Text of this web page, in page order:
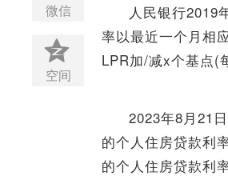
人民银行2019
率以最近一个月相
LPR加/减x个基点(
2023年8月21
的个人住房贷款利
的个人住房贷款利
微信
空间